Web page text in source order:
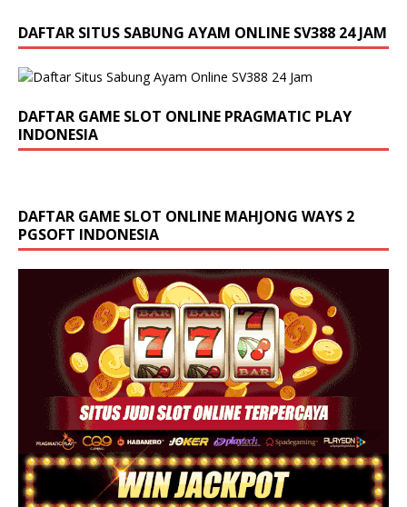
DAFTAR SITUS SABUNG AYAM ONLINE SV388 24 JAM
DAFTAR GAME SLOT ONLINE PRAGMATIC PLAY
INDONESIA
DAFTAR GAME SLOT ONLINE MAHJONG WAYS 2
PGSOFT INDONESIA